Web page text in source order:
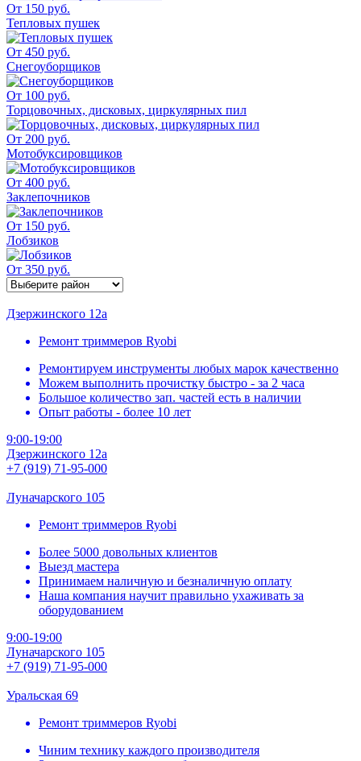
От 150 руб.
Тепловых пушек
От 450 руб.
Снегоуборщиков
От 100 руб.
Торцовочных, дисковых, циркулярных пил
От 200 руб.
Мотобуксировщиков
От 400 руб.
Заклепочников
От 150 руб.
Лобзиков
От 350 руб.
Дзержинского 12а
Ремонт триммеров Ryobi
Ремонтируем инструменты любых марок качественно
Можем выполнить прочистку быстро - за 2 часа
Большое количество зап. частей есть в наличии
Опыт работы - более 10 лет
9:00-19:00
Дзержинского 12а
+7 (919) 71-95-000
Луначарского 105
Ремонт триммеров Ryobi
Более 5000 довольных клиентов
Выезд мастера
Принимаем наличную и безналичную оплату
Наша компания научит правильно ухаживать за
оборудованием
9:00-19:00
Луначарского 105
+7 (919) 71-95-000
Уральская 69
Ремонт триммеров Ryobi
Чиним технику каждого производителя